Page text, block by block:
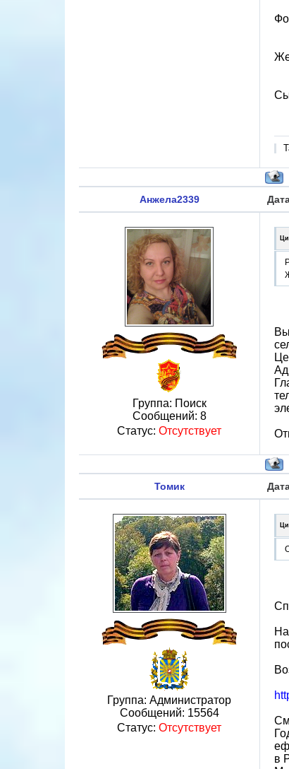
Анжела2339
Группа: Поиск
Сообщений: 8
Статус: Отсутствует
Томик
Группа: Администратор
Сообщений: 15564
Статус: Отсутствует
в